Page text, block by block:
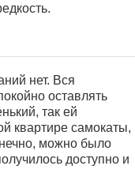
нет. Вся
оставлять
так ей
квартире самокаты,
можно было
доступно и